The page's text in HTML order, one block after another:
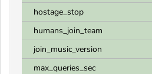
hostage_stop
humans_join_team
join_music_version
max_queries_sec